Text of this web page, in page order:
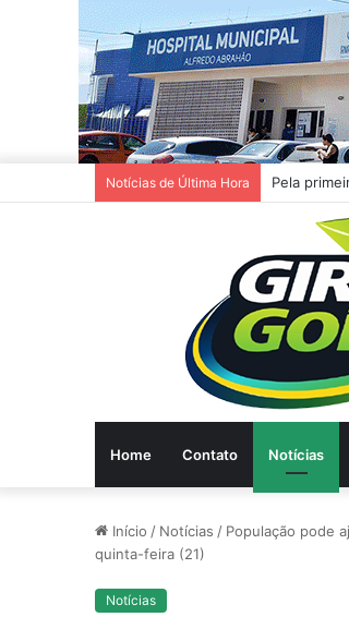
Notícias de Última Hora Prefeitura
Home Contato Notícias
Início / Notícias / População pode
quinta-feira (21)
Notícias